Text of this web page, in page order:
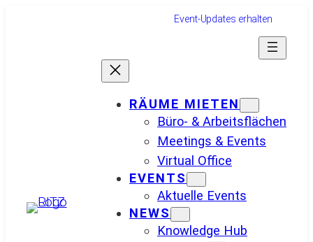
Event-Updates erhalten
RÄUME MIETEN
Büro- & Arbeitsflächen
Meetings & Events
Virtual Office
EVENTS
Aktuelle Events
NEWS
Knowledge Hub